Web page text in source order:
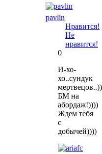
pavlin
Нравится!
Не
нравится!
0
И-хо-
хо..сундук
мертвецов..))
БМ на
абордаж!))))
Ждем тебя
с
добычей))))